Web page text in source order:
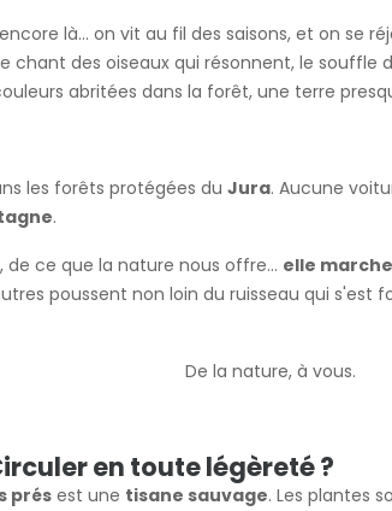
là... on vit au fil des saisons, et on se
chant des oiseaux qui résonnent, le souffle
abritées dans la forêt, une terre
les forêts protégées du Jura. Aucune
.
de ce que la nature nous offre... elle
poussent non loin du ruisseau qui
De la nature, à vous.
en toute légèreté ?
présest une tisane sauvage. Les plantes